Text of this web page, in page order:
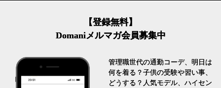
【登録無料】
Domaniメルマガ会員募集中
管理職世代の通勤コーデ、明日は
何を着る？子供の受験や習い事、
どうする？人気モデル、ハイセン